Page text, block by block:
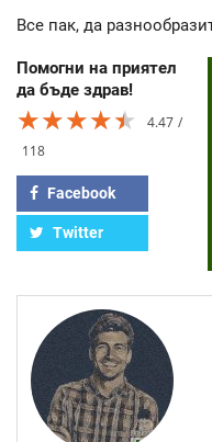
Все пак, да
Помогни на приятел
да бъде здрав!
★★★★★
★★★★★
★★★★★
4.47
118
Facebook
Twitter